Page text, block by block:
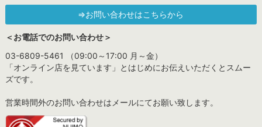
⇒お問い合わせはこちらから
＜お電話でのお問い合わせ＞
03-6809-5461 （09:00～17:00 月～金）
「オンライン店を見ています」とはじめにお伝えいただくとスムー
ズです。
営業時間外のお問い合わせはメールにてお願い致します。